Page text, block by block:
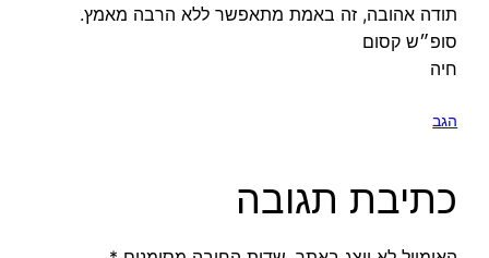
תודה אהובה, זה באמת מתאפשר ללא הרבה מאמץ.
סופ״ש קסום
חיה
הגב
כתיבת תגובה